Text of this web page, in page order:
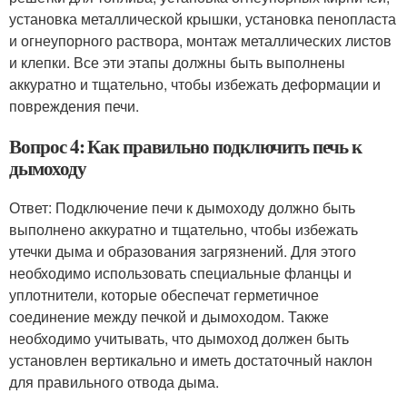
установка металлической крышки, установка пенопласта
и огнеупорного раствора, монтаж металлических листов
и клепки. Все эти этапы должны быть выполнены
аккуратно и тщательно, чтобы избежать деформации и
повреждения печи.
Вопрос 4: Как правильно подключить печь к
дымоходу
Ответ: Подключение печи к дымоходу должно быть
выполнено аккуратно и тщательно, чтобы избежать
утечки дыма и образования загрязнений. Для этого
необходимо использовать специальные фланцы и
уплотнители, которые обеспечат герметичное
соединение между печкой и дымоходом. Также
необходимо учитывать, что дымоход должен быть
установлен вертикально и иметь достаточный наклон
для правильного отвода дыма.